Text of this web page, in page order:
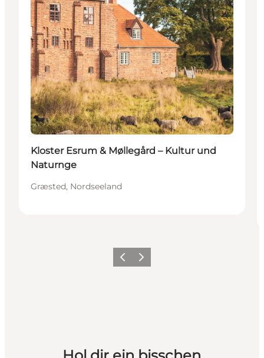
Kloster Esrum & Møllegård – Kultur und
Naturnge
Græsted, Nordseeland
ZurückWeiter